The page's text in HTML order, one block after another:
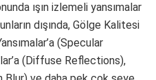
ışın izlemeli yansımalar
dışında, Gölge Kalitesi
(Specular
(Diffuse Reflections),